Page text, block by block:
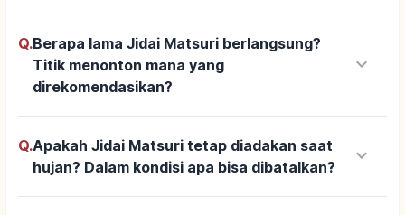
Q.Berapa lama Jidai Matsuri berlangsung?
Titik menonton mana yang
direkomendasikan?
keyboard_arrow_down
Q.Apakah Jidai Matsuri tetap diadakan saat
hujan? Dalam kondisi apa bisa dibatalkan?
keyboard_arrow_down